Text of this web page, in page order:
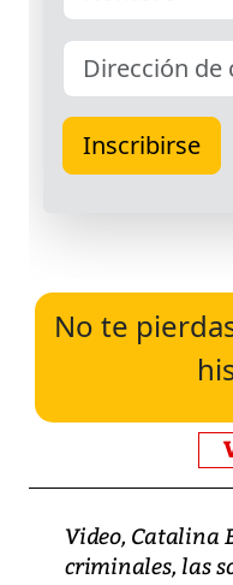
No te
Video, Catalina
criminales, las